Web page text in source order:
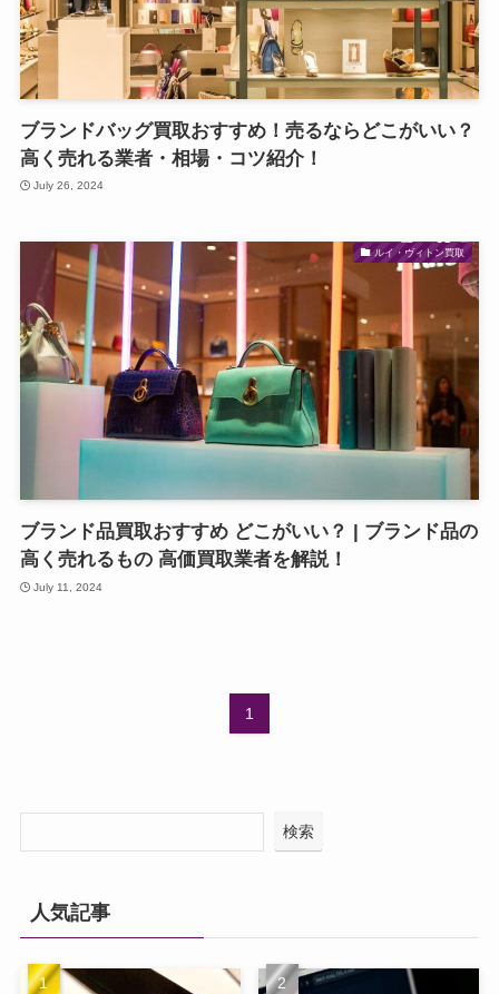
ブランドバッグ買取おすすめ！売るならどこがいい？
高く売れる業者・相場・コツ紹介！
July 26, 2024
ルイ・ヴィトン買取
ブランド品買取おすすめ どこがいい？ | ブランド品の
高く売れるもの 高価買取業者を解説！
July 11, 2024
1
検索
人気記事